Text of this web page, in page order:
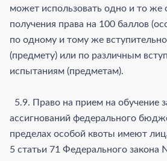
может использовать одно и то же
получения права на 100 баллов
по одному и тому же
(предмету) или по различным
испытаниям (предметам).
5.9. Право на прием на обучение
ассигнований федерального
пределах особой квоты имеют
5 статьи 71 Федерального